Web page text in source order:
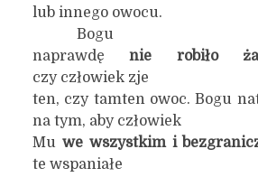
lub innego owocu.
Bogu
naprawdęnie robiło
czy człowiek zje
ten, czy tamten owoc. Bogu
na tym, aby człowiek
Mu we wszystkim i
te wspaniałe